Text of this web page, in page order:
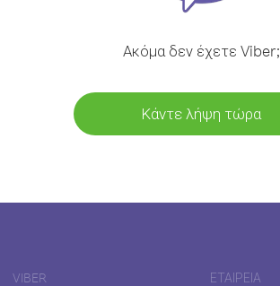
Ακόμα δεν έχετε Viber;
Κάντε λήψη τώρα
VIBER ΕΤΑΙΡΕΊΑ